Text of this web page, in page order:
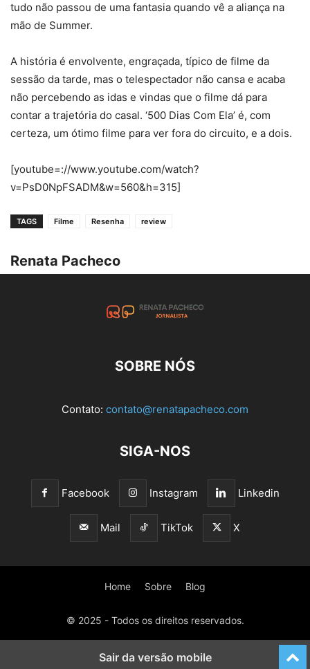
tudo não passou de uma fantasia quando vê a aliança na
mão de Summer.
A história é envolvente, engraçada, típico de filme da
sessão da tarde, mas o telespectador não cansa e acaba
não percebendo as idas e vindas que o filme dá para
contar a trajetória do casal. ‘500 Dias Com Ela’ é, com
certeza, um ótimo filme para ver fora do circuito, e a dois.
[youtube=://www.youtube.com/watch?
v=PsD0NpFSADM&w=560&h=315]
TAGS Filme Resenha review
Renata Pacheco
SOBRE NÓS
Contato: contato@renatapacheco.com
SIGA-NOS
Facebook Instagram Linkedin
Mail TikTok X
Home Sobre Blog
© 2025 - Todos os direitos reservados.
Sair da versão mobile